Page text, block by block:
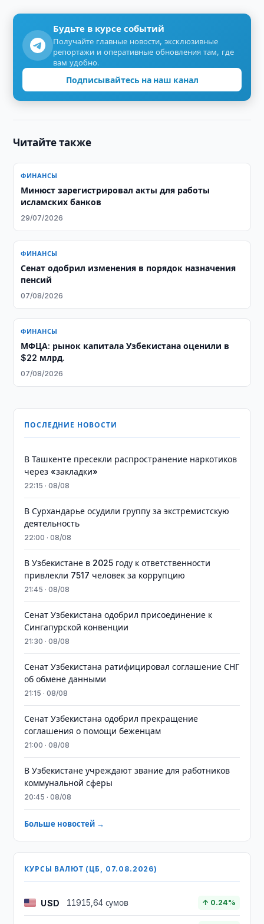
Будьте в курсе событий
Получайте главные новости, эксклюзивные
репортажи и оперативные обновления там, где
вам удобно.
Подписывайтесь на наш канал
Читайте также
ФИНАНСЫ
Минюст зарегистрировал акты для работы
исламских банков
29/07/2026
ФИНАНСЫ
Сенат одобрил изменения в порядок назначения
пенсий
07/08/2026
ФИНАНСЫ
МФЦА: рынок капитала Узбекистана оценили в
$22 млрд.
07/08/2026
ПОСЛЕДНИЕ НОВОСТИ
В Ташкенте пресекли распространение наркотиков
через «закладки»
22:15 · 08/08
В Сурхандарье осудили группу за экстремистскую
деятельность
22:00 · 08/08
В Узбекистане в 2025 году к ответственности
привлекли 7517 человек за коррупцию
21:45 · 08/08
Сенат Узбекистана одобрил присоединение к
Сингапурской конвенции
21:30 · 08/08
Сенат Узбекистана ратифицировал соглашение СНГ
об обмене данными
21:15 · 08/08
Сенат Узбекистана одобрил прекращение
соглашения о помощи беженцам
21:00 · 08/08
В Узбекистане учреждают звание для работников
коммунальной сферы
20:45 · 08/08
Больше новостей →
КУРСЫ ВАЛЮТ (ЦБ, 07.08.2026)
USD 11915,64 сумов ↑ 0.24%